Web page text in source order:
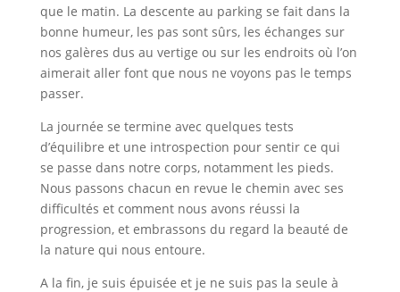
que le matin. La descente au parking se fait dans la
bonne humeur, les pas sont sûrs, les échanges sur
nos galères dus au vertige ou sur les endroits où l’on
aimerait aller font que nous ne voyons pas le temps
passer.
La journée se termine avec quelques tests
d’équilibre et une introspection pour sentir ce qui
se passe dans notre corps, notamment les pieds.
Nous passons chacun en revue le chemin avec ses
difficultés et comment nous avons réussi la
progression, et embrassons du regard la beauté de
la nature qui nous entoure.
A la fin, je suis épuisée et je ne suis pas la seule à